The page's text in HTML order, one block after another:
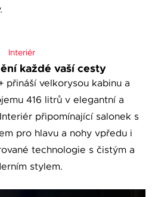
Interiér
každé vaší cesty
přináší velkorysou kabinu a
416 litrů v elegantní a
připomínající salonek s
pro hlavu a nohy vpředu i
technologie s čistým a
stylem.